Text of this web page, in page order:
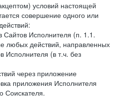
условий настоящей
совершение одного или
Сайтов Исполнителя (п. 1.1.
любых действий, направленных
Исполнителя (в т.ч. без
через приложение
приложения Исполнителя
Соискателя.